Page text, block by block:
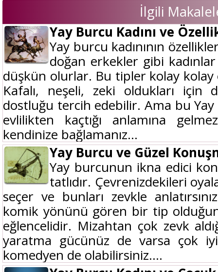
İlgili
Yay Burcu Kadını ve
Yay burcu kadınının
doğan erkekler gibi kadınlar
düşkün olurlar. Bu tipler kolay kolay
Kafalı, neşeli, zeki oldukları için
dostluğu tercih edebilir. Ama bu Yay
evlilikten kaçtığı anlamına
kendinize bağlamanız...
Yay Burcu ve Güzel
Yay burcunun ikna edici
tatlıdır. Çevrenizdekileri
seçer ve bunları zevkle
komik yönünü gören bir tip
eğlencelidir. Mizahtan çok zevk
yaratma gücünüz de varsa çok
komedyen de olabilirsiniz....